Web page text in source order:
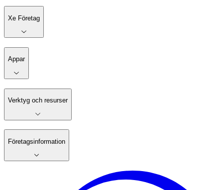
Xe Företag
Appar
Verktyg och resurser
Företagsinformation